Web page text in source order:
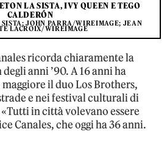
LA SISTA, IVY QUEEN E TEGO
CALDERÓN
SISTA; JOHN PARRA/WIREIMAGE; JEAN
LACROIX/WIREIMAGE
ricorda chiaramente la
anni ’90. A 16 anni ha
il duo Los Brothers,
e nei festival culturali di
in città volevano essere
Canales, che oggi ha 36 anni.